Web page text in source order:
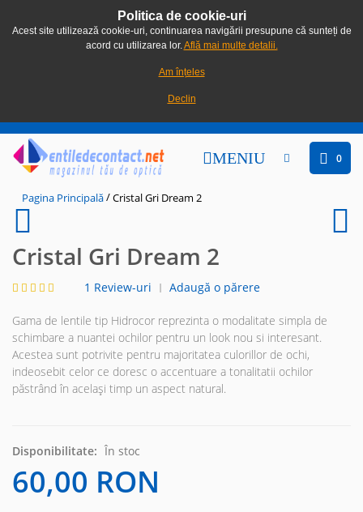
Politica de cookie-uri
Acest site utilizează cookie-uri, continuarea navigării presupune că sunteți de
acord cu utilizarea lor.Află mai multe detalii.
Am înțeles
Declin
0
MENIU
Pagina Principală/Cristal Gri Dream 2
Cristal Gri Dream 2
1 Review-uri | Adaugă o părere
Gama de lentile tip Hidrocor reprezinta o modalitate simpla de
schimbare a nuantei ochilor pentru un look nou si interesant.
Acestea sunt potrivite pentru majoritatea culorillor de ochi,
indeosebit celor ce doresc o accentuare a tonalitatii ochilor
păstrând în același timp un aspect natural.
Disponibilitate: În stoc
60,00 RON